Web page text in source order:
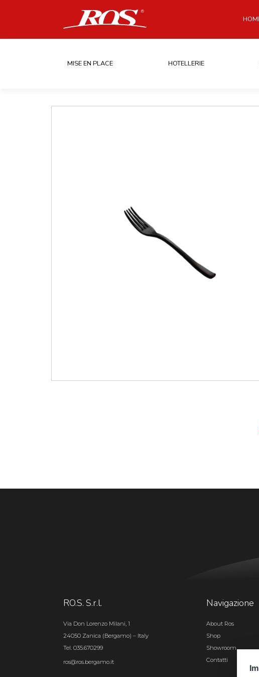
MISE EN PLACE HOTELLERIE
RO.S. S.r.l.
Via Don Lorenzo Milani, 1
24050 Zanica (Bergamo) – Italy
Tel. 035.670299
ros@ros.bergamo.it
Navigazione
About Ros
Shop
Showroom
Contatti